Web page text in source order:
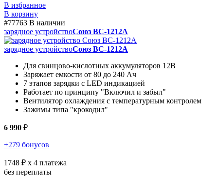
В избранное
В корзину
#77763 В наличии
зарядное устройствоСоюз BC-1212A
зарядное устройствоСоюз BC-1212A
Для свинцово-кислотных аккумуляторов 12В
Заряжает емкости от 80 до 240 Ач
7 этапов зарядки с LED индикацией
Работает по принципу "Включил и забыл"
Вентилятор охлаждения с температурным контролем
Зажимы типа "крокодил"
6 990 ₽
+279 бонусов
1748 ₽ x 4 платежа
без переплаты